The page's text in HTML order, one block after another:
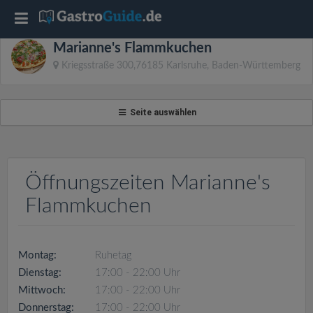
Marianne's Flammkuchen
Kriegsstraße 300,76185 Karlsruhe, Baden-Württemberg
Seite auswählen
Öffnungszeiten Marianne's
Flammkuchen
Montag:
Ruhetag
Dienstag:
17:00 - 22:00 Uhr
Mittwoch:
17:00 - 22:00 Uhr
Donnerstag:
17:00 - 22:00 Uhr
T
o
e
a